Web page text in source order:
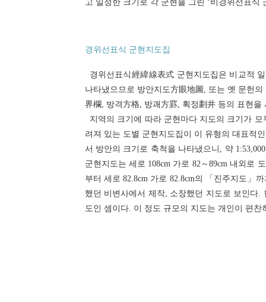
고 일정한 크기로 각 군현을 그린 ‘비경위선표식
경위선표식 군현지도집
경위선표식經緯線表式 군현지도집은 비교적
나타냈으므로 방안지도方眼地圖, 또는 옛 문헌
界欄, 방격方格, 방괘方罫, 획정劃井 등의 표현을
지역의 크기에 따라 군현마다 지도의 크기가
려져 있는 도별 군현지도집이 이 유형의 대표적
서 방안의 크기로 축척을 나타냈으니, 약
군현지도는 세로 108cm 가로 82～89cm 내외로
부터 세로 82.8cm 가로 82.8cm의 「진주지도」
했던 비변사에서 제작, 소장했던 지도로 보인다
도인 셈이다. 이 정도 규모의 지도는 개인이 편